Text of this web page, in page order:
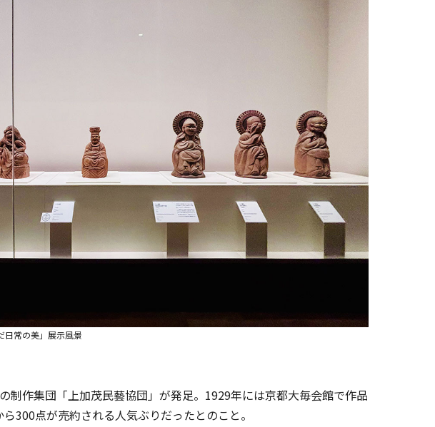
日常の美」展示風景
制作集団「上加茂民藝協団」が発足。1929年には京都大毎会館で作品
300点が売約される人気ぶりだったとのこと。